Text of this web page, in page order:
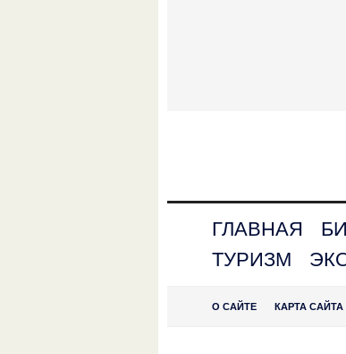
ГЛАВНАЯ
ТУРИЗМ
О САЙТЕ КАРТА САЙТА